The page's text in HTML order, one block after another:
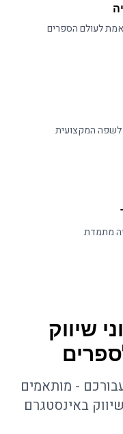
לעולם הספרים
לשפה המקצועית
מתמדת
שיווק
- מותאמים
באינסטגרם